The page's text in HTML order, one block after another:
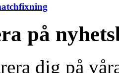
på
dig på